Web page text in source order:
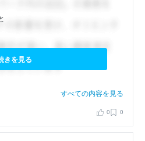
きを見る
すべての内容を見る
0 0